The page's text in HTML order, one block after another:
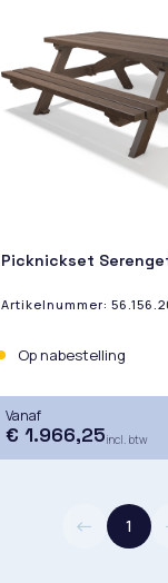
Picknickset
Artikelnummer:
Op nabestelling
Vanaf
€ 1.966,25incl. btw
1